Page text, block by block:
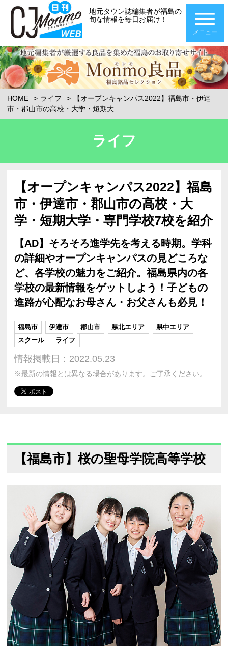
地元タウン誌編集者が福島の
旬な情報を毎日お届け！
メニュー
HOME ライフ
【オープンキャンパス2022】福島市・伊達
市・郡山市の高校・大学・短期大…
ライフ
【オープンキャンパス2022】福島
市・伊達市・郡山市の高校・大
学・短期大学・専門学校7校を紹介
【AD】そろそろ進学先を考える時期。学科
の詳細やオープンキャンパスの見どころな
ど、各学校の魅力をご紹介。福島県内の各
学校の最新情報をゲットしよう！子どもの
進路が心配なお母さん・お父さんも必見！
福島市 伊達市 郡山市 県北エリア
県中エリア
スクール
ライフ
情報掲載日：2022.05.23
※最新の情報とは異なる場合があります。ご了承ください。
【福島市】桜の聖母学院高等学校